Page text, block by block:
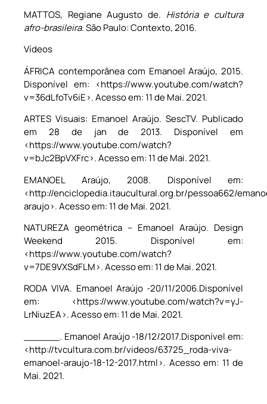
MATTOS, Regiane Augusto de. História e cultura
afro-brasileira. São Paulo: Contexto, 2016.
Vídeos
ÁFRICA contemporânea com Emanoel Araújo, 2015.
Disponível em: <https://www.youtube.com/watch?
v=36dLfoTv6iE>. Acesso em: 11 de Mai. 2021.
ARTES Visuais: Emanoel Araújo. SescTV. Publicado
em 28 de jan de 2013. Disponível em
<https://www.youtube.com/watch?
v=bJc2BpVXFrc>. Acesso em: 11 de Mai. 2021.
EMANOEL Araújo, 2008. Disponível em:
<http://enciclopedia.itaucultural.org.br/pessoa662/
araujo>. Acesso em: 11 de Mai. 2021.
NATUREZA geométrica – Emanoel Araújo. Design
Weekend 2015. Disponível em:
<https://www.youtube.com/watch?
v=7DE9VXSdFLM>. Acesso em: 11 de Mai. 2021.
RODA VIVA. Emanoel Araújo -20/11/2006.Disponível
em: <https://www.youtube.com/watch?v=yJ-
LrNiuzEA>. Acesso em: 11 de Mai. 2021.
______. Emanoel Araújo -18/12/2017.Disponível em:
<http://tvcultura.com.br/videos/63725_roda-viva-
emanoel-araujo-18-12-2017.html>. Acesso em: 11 de
Mai. 2021.